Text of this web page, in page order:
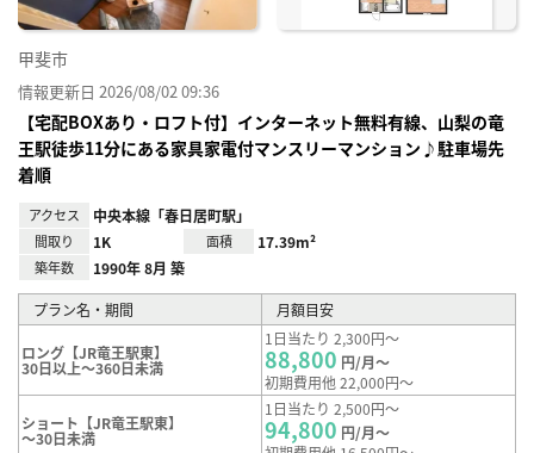
甲斐市
情報更新日 2026/08/02 09:36
【宅配BOXあり・ロフト付】インターネット無料有線、山梨の竜
王駅徒歩11分にある家具家電付マンスリーマンション♪駐車場先
着順
アクセス 中央本線「春日居町駅」
間取り 1K 面積 17.39m²
築年数 1990年 8月 築
プラン名・期間 月額目安
ロング【JR竜王駅東】
30日以上～360日未満
1日当たり 2,300円～
88,800 円/月～
初期費用他 22,000円～
ショート【JR竜王駅東】
～30日未満
1日当たり 2,500円～
94,800 円/月～